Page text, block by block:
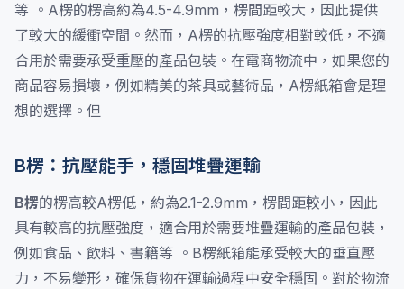
等 。A楞的楞高約為4.5-4.9mm，楞間距較大，因此提供
了較大的緩衝空間。然而，A楞的抗壓強度相對較低，不適
合用於需要承受重壓的產品包裝。在電商物流中，如果您的
商品容易損壞，例如精美的茶具或藝術品，A楞紙箱會是理
想的選擇。但
B楞：抗壓能手，穩固堆疊運輸
B楞的楞高較A楞低，約為2.1-2.9mm，楞間距較小，因此
具有較高的抗壓強度，適合用於需要堆疊運輸的產品包裝，
例如食品、飲料、書籍等 。B楞紙箱能承受較大的垂直壓
力，不易變形，確保貨物在運輸過程中安全穩固。對於物流